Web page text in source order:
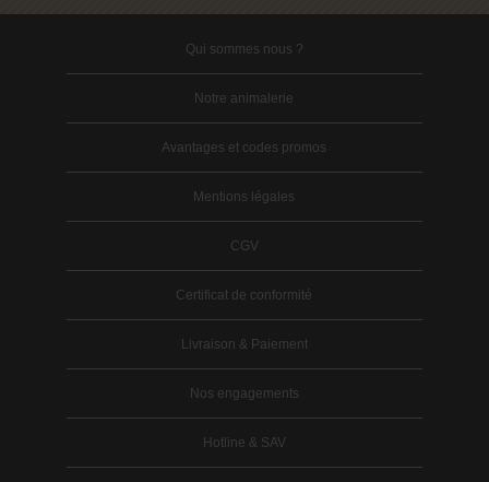
Qui sommes nous ?
Notre animalerie
Avantages et codes promos
Mentions légales
CGV
Certificat de conformité
Livraison & Paiement
Nos engagements
Hotline & SAV